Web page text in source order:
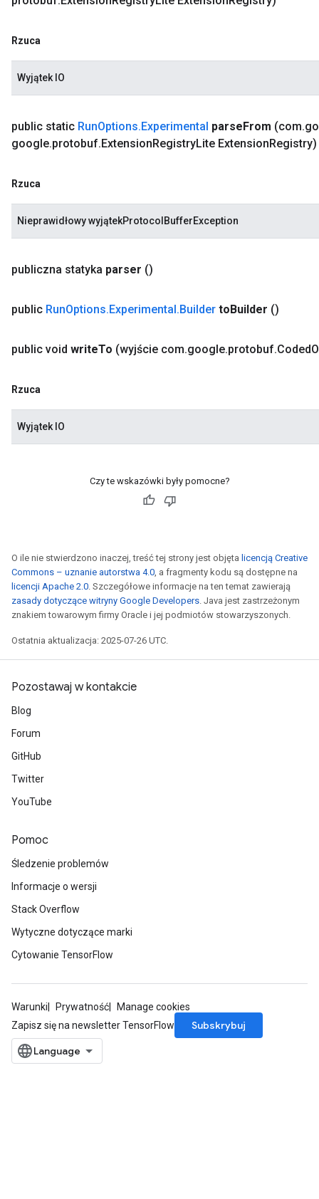
Rzuca
Wyjątek IO
public static RunOptions.Experimental parseFrom (com.
google.protobuf.ExtensionRegistryLite ExtensionRegistry)
Rzuca
Nieprawidłowy wyjątekProtocolBufferException
publiczna statyka parser ()
public RunOptions.Experimental.Builder toBuilder ()
public void writeTo (wyjście com.google.protobuf.Coded
Rzuca
Wyjątek IO
Czy te wskazówki były pomocne?
O ile nie stwierdzono inaczej, treść tej strony jest objęta licencją Creative
Commons – uznanie autorstwa 4.0, a fragmenty kodu są dostępne na
licencji Apache 2.0. Szczegółowe informacje na ten temat zawierają
zasady dotyczące witryny Google Developers. Java jest zastrzeżonym
znakiem towarowym firmy Oracle i jej podmiotów stowarzyszonych.
Ostatnia aktualizacja: 2025-07-26 UTC.
Pozostawaj w kontakcie
Blog
Forum
GitHub
Twitter
YouTube
Pomoc
Śledzenie problemów
Informacje o wersji
Stack Overflow
Wytyczne dotyczące marki
Cytowanie TensorFlow
Warunki Prywatność
Manage cookies
Zapisz się na newsletter TensorFlow
Subskrybuj